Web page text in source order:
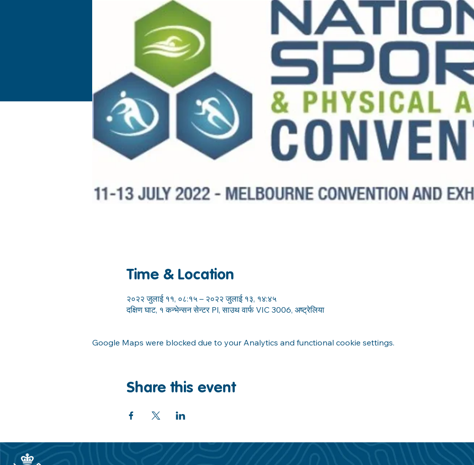
Time & Location
२०२२ जुलाई ११, ०८:१५ – २०२२ जुलाई १३, १४:४५
दक्षिण घाट, १ कन्भेन्सन सेन्टर Pl, साउथ वार्फ VIC 3006, अष्ट्रेलिया
Google Maps were blocked due to your Analytics and functional cookie settings.
Share this event